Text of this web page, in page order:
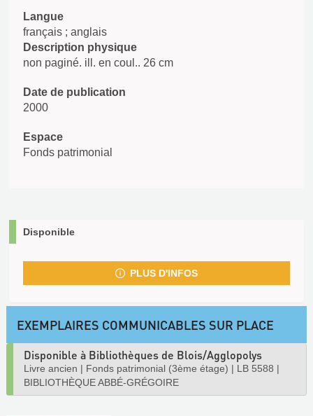
Langue
français ; anglais
Description physique
non paginé. ill. en coul.. 26 cm
Date de publication
2000
Espace
Fonds patrimonial
Disponible
PLUS D'INFOS
EXEMPLAIRES COMMUNICABLES SUR PLACE
Disponible à Bibliothèques de Blois/Agglopolys
Livre ancien | Fonds patrimonial (3ème étage) | LB 5588 |
BIBLIOTHÈQUE ABBÉ-GRÉGOIRE